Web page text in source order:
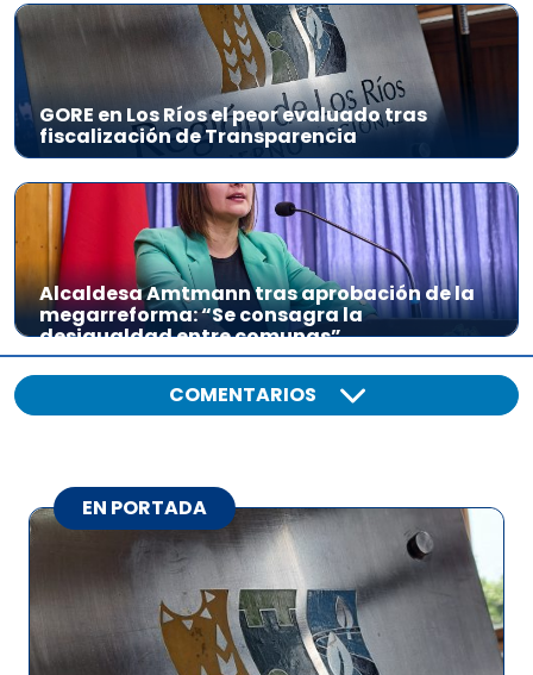
GORE en Los Ríos el peor evaluado tras
fiscalización de Transparencia
Alcaldesa Amtmann tras aprobación de la
megarreforma: “Se consagra la
desigualdad entre comunas”
COMENTARIOS
EN PORTADA